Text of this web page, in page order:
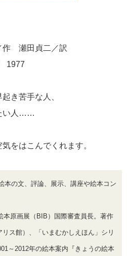
作 瀬田貞二／訳
1977
き苦手な人、
い人……
をはこんでくれます。
本の文、評論、展示、講座や絵本コン
本原画展（BIB）国際審査員長。著作
ス館）、「いまむかしえほん」シリ
～2012年の絵本案内『きょうの絵本